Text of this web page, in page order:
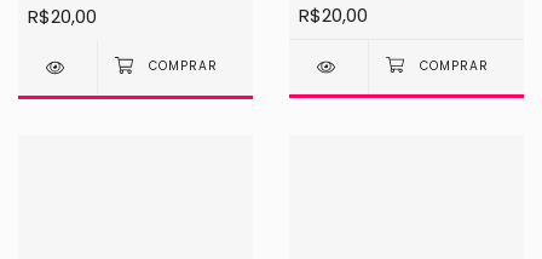
R$20,00 R$20,00